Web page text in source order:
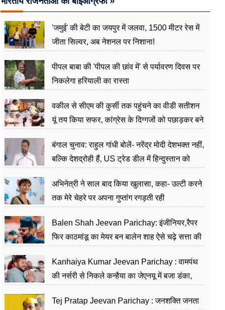
'जमुई' की बेटी का जयपुर में जलवा, 1500 मीटर रेस में
जीता सिल्वर, अब नेशनल पर निशाना!
पीपल बाबा की 'पीपल की छांव में' से पर्यावरण दिवस पर
निकलेगा हरियाली का रास्ता
वकील से सीएम की कुर्सी तक पहुंचने का वीडी सतीशन
यूं तय किया सफर, कांग्रेस के दिग्गजों को पछाड़कर बने
बंगाल चुनाव: राहुल गांधी बोलें- नरेंद्र मोदी देशभक्त नहीं,
बल्कि देशद्रोही हैं, US ट्रेड डील में हिन्दुस्तान को
अभिनेत्री ने साल बाद किया खुलासा, कहा- उल्टी करने
तक मेरे चेहरे पर अपना गुप्तांग रगड़ती रही
Balen Shah Jeevan Parichay: इंजीनियर,रैपर
फिर काठमांडू का मेयर बन बालेन शाह ऐसे चढ़े सत्ता की
Kanhaiya Kumar Jeevan Parichay : वामपंथ
की नर्सरी से निकले कन्हैया का जेएनयू में बजा डंका,
Tej Pratap Jeevan Parichay : जनशक्ति जनता